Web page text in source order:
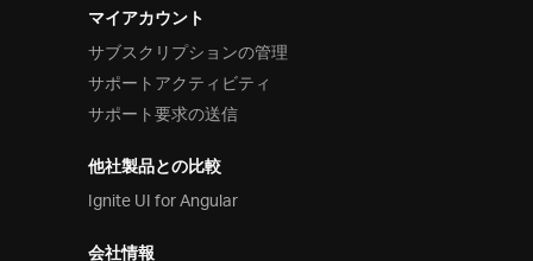
マイアカウント
サブスクリプションの管理
サポートアクティビティ
サポート要求の送信
他社製品との比較
Ignite UI for Angular